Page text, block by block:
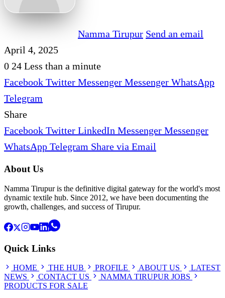
Namma Tirupur Send an email
April 4, 2025
0 24 Less than a minute
Facebook Twitter Messenger Messenger WhatsApp
Telegram
Share
Facebook Twitter LinkedIn Messenger Messenger
WhatsApp Telegram Share via Email
About Us
Namma Tirupur is the definitive digital gateway for the world's most
dynamic textile hub. Since 2012, we have been documenting the
growth, challenges, and success of Tirupur.
Quick Links
HOME THE HUB PROFILE ABOUT US
LATEST
NEWS
CONTACT US
NAMMA TIRUPUR JOBS
PRODUCTS FOR SALE